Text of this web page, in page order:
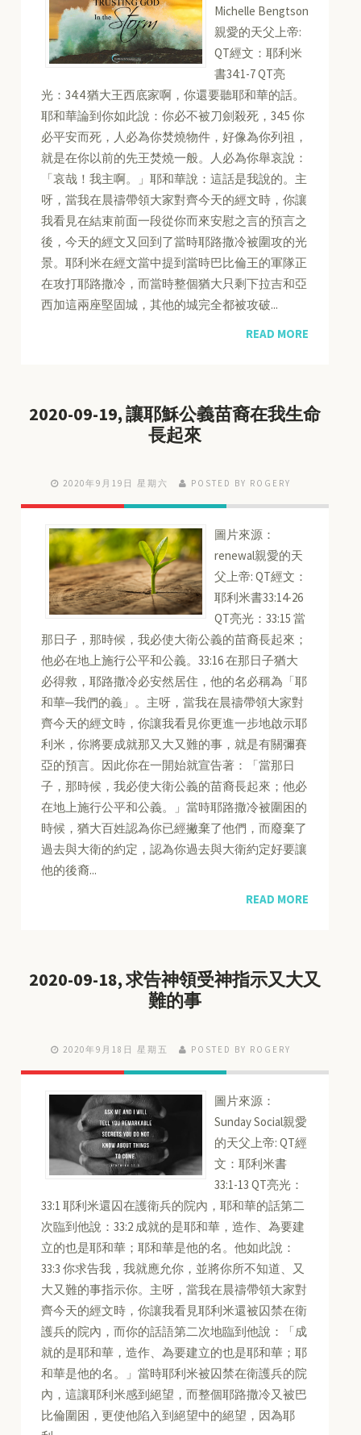
Michelle Bengtson
親愛的天父上帝:
QT經文：耶利米
書34:1-7 QT亮
光：34:4 猶大王西底家啊，你還要聽耶和華的話。
耶和華論到你如此說：你必不被刀劍殺死，34:5 你
必平安而死，人必為你焚燒物件，好像為你列祖，
就是在你以前的先王焚燒一般。人必為你舉哀說：
「哀哉！我主啊。」耶和華說：這話是我說的。主
呀，當我在晨禱帶領大家對齊今天的經文時，你讓
我看見在結束前面一段從你而來安慰之言的預言之
後，今天的經文又回到了當時耶路撒冷被圍攻的光
景。耶利米在經文當中提到當時巴比倫王的軍隊正
在攻打耶路撒冷，而當時整個猶大只剩下拉吉和亞
西加這兩座堅固城，其他的城完全都被攻破...
READ MORE
2020-09-19, 讓耶穌公義苗裔在我生命
長起來
2020年9月19日 星期六 POSTED BY ROGERY
圖片來源：
renewal親愛的天
父上帝: QT經文：
耶利米書33:14-26
QT亮光：33:15 當
那日子，那時候，我必使大衛公義的苗裔長起來；
他必在地上施行公平和公義。33:16 在那日子猶大
必得救，耶路撒冷必安然居住，他的名必稱為「耶
和華─我們的義」。主呀，當我在晨禱帶領大家對
齊今天的經文時，你讓我看見你更進一步地啟示耶
利米，你將要成就那又大又難的事，就是有關彌賽
亞的預言。因此你在一開始就宣告著：「當那日
子，那時候，我必使大衛公義的苗裔長起來；他必
在地上施行公平和公義。」當時耶路撒冷被圍困的
時候，猶大百姓認為你已經撇棄了他們，而廢棄了
過去與大衛的約定，認為你過去與大衛約定好要讓
他的後裔...
READ MORE
2020-09-18, 求告神領受神指示又大又
難的事
2020年9月18日 星期五 POSTED BY ROGERY
圖片來源：
Sunday Social親愛
的天父上帝: QT經
文：耶利米書
33:1-13 QT亮光：
33:1 耶利米還囚在護衛兵的院內，耶和華的話第二
次臨到他說：33:2 成就的是耶和華，造作、為要建
立的也是耶和華；耶和華是他的名。他如此說：
33:3 你求告我，我就應允你，並將你所不知道、又
大又難的事指示你。主呀，當我在晨禱帶領大家對
齊今天的經文時，你讓我看見耶利米還被囚禁在衛
護兵的院內，而你的話語第二次地臨到他說：「成
就的是耶和華，造作、為要建立的也是耶和華；耶
和華是他的名。」當時耶利米被囚禁在衛護兵的院
內，這讓耶利米感到絕望，而整個耶路撒冷又被巴
比倫圍困，更使他陷入到絕望中的絕望，因為耶